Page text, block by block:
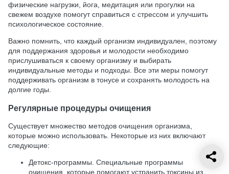
физические нагрузки, йога, медитация или прогулки на
свежем воздухе помогут справиться с стрессом и улучшить
психологическое состояние.
Важно помнить, что каждый организм индивидуален, поэтому
для поддержания здоровья и молодости необходимо
прислушиваться к своему организму и выбирать
индивидуальные методы и подходы. Все эти меры помогут
поддерживать организм в тонусе и сохранять молодость на
долгие годы.
Регулярные процедуры очищения
Существует множество методов очищения организма,
которые можно использовать. Некоторые из них включают
следующие:
Детокс-программы. Специальные программы
очищения, которые помогают устранить токсины из